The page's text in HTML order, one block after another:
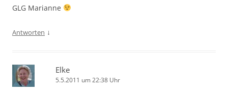
GLG Marianne
Antworten ↓
Elke
5.5.2011 um 22:38 Uhr